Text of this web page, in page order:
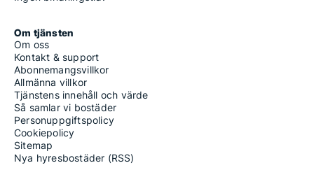
Om tjänsten
Om oss
Kontakt & support
Abonnemangsvillkor
Allmänna villkor
Tjänstens innehåll och värde
Så samlar vi bostäder
Personuppgiftspolicy
Cookiepolicy
Sitemap
Nya hyresbostäder (RSS)